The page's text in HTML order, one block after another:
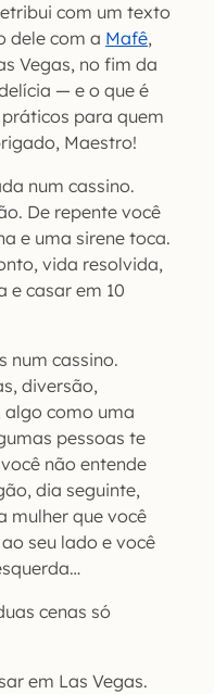
com um texto
dele com a Mafê,
Vegas, no fim da
— e o que é
para quem
Maestro!
num cassino.
De repente você
e uma sirene toca.
vida resolvida,
e casar em 10
num cassino.
diversão,
algo como uma
pessoas te
não entende
dia seguinte,
mulher que você
seu lado e você
cenas só
em Las Vegas.